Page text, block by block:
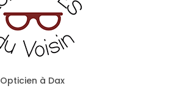
Opticien à Dax